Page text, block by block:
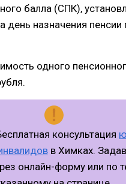
балла (СПК),
день назначения пенсии
одного
консультация
в Химках.
онлайн-форму или по